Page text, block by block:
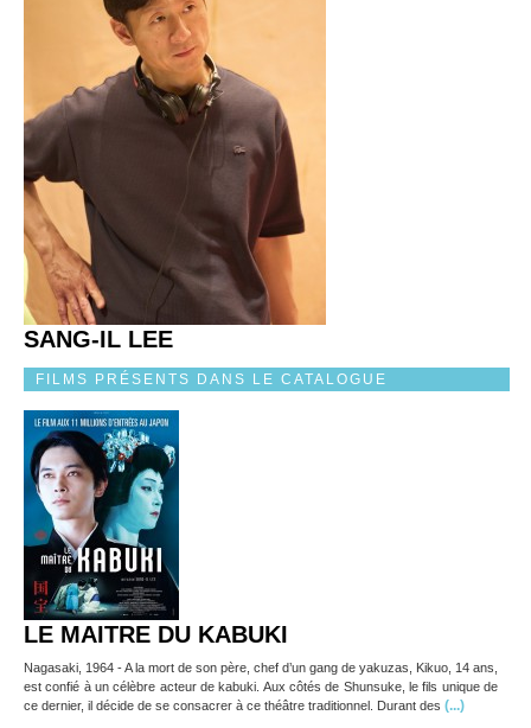
SANG-IL LEE
FILMS PRÉSENTS DANS LE CATALOGUE
LE MAITRE DU KABUKI
Nagasaki, 1964 - A la mort de son père, chef d’un gang de yakuzas, Kikuo, 14 ans,
est confié à un célèbre acteur de kabuki. Aux côtés de Shunsuke, le fils unique de
ce dernier, il décide de se consacrer à ce théâtre traditionnel. Durant des (...)